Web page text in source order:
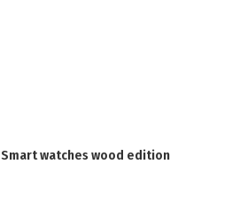
Smart watches wood edition